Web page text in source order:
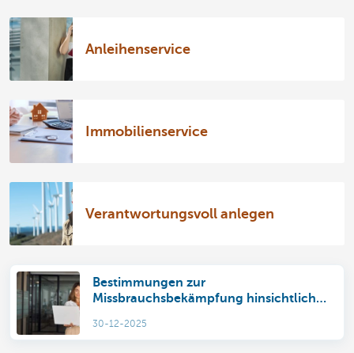
Anleihenservice
Immobilienservice
Verantwortungsvoll anlegen
Bestimmungen zur
Missbrauchsbekämpfung hinsichtlich
Effektendepots
30-12-2025